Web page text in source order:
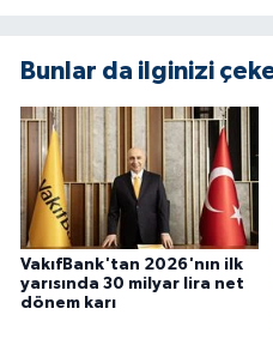
Bunlar da ilginizi
VakıfBank'tan 2026'nın ilk
yarısında 30 milyar lira net
dönem karı